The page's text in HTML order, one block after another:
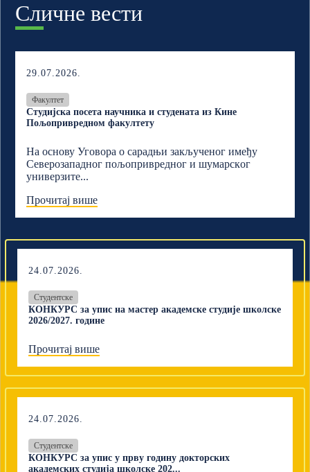
Сличне вести
29.07.2026.
Факултет
Студијска посета научника и студената из Кине
Пољопривредном факултету
На основу Уговора о сарадњи закљученог имеђу
Северозападног пољопривредног и шумарскoг
универзите...
Прочитај више
24.07.2026.
Студентске
КОНКУРС за упис на мастер академске студије школске
2026/2027. године
Прочитај више
24.07.2026.
Студентске
КОНКУРС за упис у прву годину докторских
академских студија школске 202...